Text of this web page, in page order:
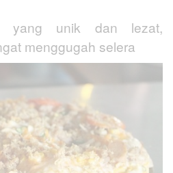
yang unik dan lezat,
menggugah selera